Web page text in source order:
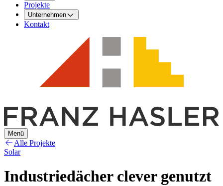
Projekte
Unternehmen
Kontakt
Menü
Alle Projekte
Solar
Industriedächer clever genutzt